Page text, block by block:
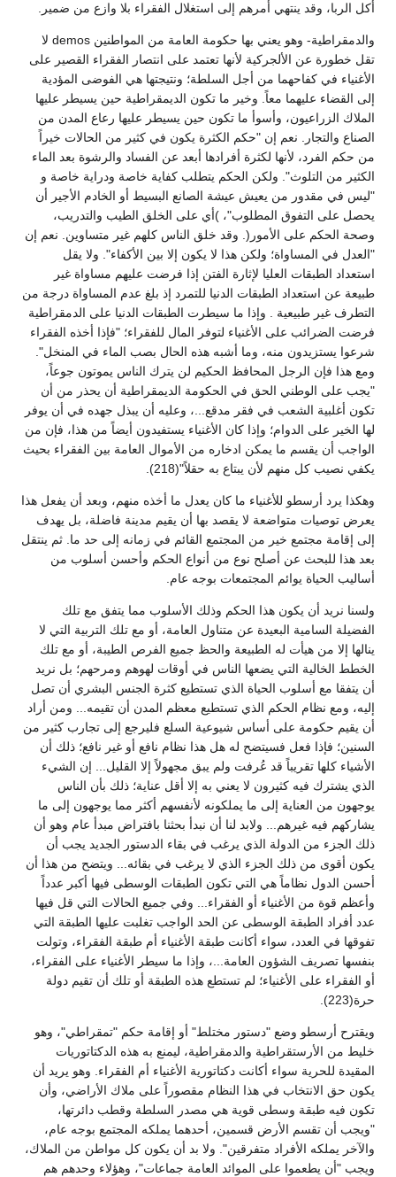
أكل الربا، وقد ينتهي أمرهم إلى استغلال الفقراء بلا وازع من ضمير.
والدمقراطية- وهو يعني بها حكومة العامة من المواطنين demos لا
تقل خطورة عن الألجركية لأنها تعتمد على انتصار الفقراء القصير على
الأغنياء في كفاحهما من أجل السلطة؛ ونتيجتها هي الفوضى المؤدية
إلى القضاء عليهما معاً. وخير ما تكون الديمقراطية حين يسيطر عليها
الملاك الزراعيون، وأسوأ ما تكون حين يسيطر عليها رعاع المدن من
الصناع والتجار. نعم إن "حكم الكثرة يكون في كثير من الحالات خيراً
من حكم الفرد، لأنها لكثرة أفرادها أبعد عن الفساد والرشوة بعد الماء
الكثير من التلوث". ولكن الحكم يتطلب كفاية خاصة ودراية خاصة و
"ليس في مقدور من يعيش عيشة الصانع البسيط أو الخادم الأجير أن
يحصل على التفوق المطلوب"، )أي على الخلق الطيب والتدريب،
وصحة الحكم على الأمور(. وقد خلق الناس كلهم غير متساوين. نعم إن
"العدل في المساواة؛ ولكن هذا لا يكون إلا بين الأكفاء". ولا يقل
استعداد الطبقات العليا لإثارة الفتن إذا فرضت عليهم مساواة غير
طبيعة عن استعداد الطبقات الدنيا للتمرد إذ بلغ عدم المساواة درجة من
التطرف غير طبيعية . وإذا ما سيطرت الطبقات الدنيا على الدمقراطية
فرضت الضرائب على الأغنياء لتوفر المال للفقراء؛ "فإذا أخذه الفقراء
شرعوا يستزيدون منه، وما أشبه هذه الحال بصب الماء في المنخل".
ومع هذا فإن الرجل المحافظ الحكيم لن يترك الناس يموتون جوعاً،
"يجب على الوطني الحق في الحكومة الديمقراطية أن يحذر من أن
تكون أغلبية الشعب في فقر مدقع...، وعليه أن يبذل جهده في أن يوفر
لها الخير على الدوام؛ وإذا كان الأغنياء يستفيدون أيضاً من هذا، فإن من
الواجب أن يقسم ما يمكن ادخاره من الأموال العامة بين الفقراء بحيث
يكفي نصيب كل منهم لأن يبتاع به حقلاً"(218).
وهكذا يرد أرسطو للأغنياء ما كان يعدل ما أخذه منهم، وبعد أن يفعل هذا
يعرض توصيات متواضعة لا يقصد بها أن يقيم مدينة فاضلة، بل يهدف
إلى إقامة مجتمع خير من المجتمع القائم في زمانه إلى حد ما. ثم ينتقل
بعد هذا للبحث عن أصلح نوع من أنواع الحكم وأحسن أسلوب من
أساليب الحياة يوائم المجتمعات بوجه عام.
ولسنا نريد أن يكون هذا الحكم وذلك الأسلوب مما يتفق مع تلك
الفضيلة السامية البعيدة عن متناول العامة، أو مع تلك التربية التي لا
ينالها إلا من هيأت له الطبيعة والحظ جميع الفرص الطيبة، أو مع تلك
الخطط الخالية التي يضعها الناس في أوقات لهوهم ومرحهم؛ بل نريد
أن يتفقا مع أسلوب الحياة الذي تستطيع كثرة الجنس البشري أن تصل
إليه، ومع نظام الحكم الذي تستطيع معظم المدن أن تقيمه... ومن أراد
أن يقيم حكومة على أساس شيوعية السلع فليرجع إلى تجارب كثير من
السنين؛ فإذا فعل فسيتضح له هل هذا نظام نافع أو غير نافع؛ ذلك أن
الأشياء كلها تقريباً قد عُرفت ولم يبق مجهولاً إلا القليل... إن الشيء
الذي يشترك فيه كثيرون لا يعني به إلا أقل عناية؛ ذلك بأن الناس
يوجهون من العناية إلى ما يملكونه لأنفسهم أكثر مما يوجهون إلى ما
يشاركهم فيه غيرهم... ولابد لنا أن نبدأ بحثنا بافتراض مبدأ عام وهو أن
ذلك الجزء من الدولة الذي يرغب في بقاء الدستور الجديد يجب أن
يكون أقوى من ذلك الجزء الذي لا يرغب في بقائه... ويتضح من هذا أن
أحسن الدول نظاماً هي التي تكون الطبقات الوسطى فيها أكبر عدداً
وأعظم قوة من الأغنياء أو الفقراء... وفي جميع الحالات التي قل فيها
عدد أفراد الطبقة الوسطى عن الحد الواجب تغلبت عليها الطبقة التي
تفوقها في العدد، سواء أكانت طبقة الأغنياء أم طبقة الفقراء، وتولت
بنفسها تصريف الشؤون العامة...، وإذا ما سيطر الأغنياء على الفقراء،
أو الفقراء على الأغنياء؛ لم تستطع هذه الطبقة أو تلك أن تقيم دولة
حرة(223).
ويقترح أرسطو وضع "دستور مختلط" أو إقامة حكم "تمقراطي"، وهو
خليط من الأرستقراطية والدمقراطية، ليمنع به هذه الدكتاتوريات
المقيدة للحرية سواء أكانت دكتاتورية الأغنياء أم الفقراء. وهو يريد أن
يكون حق الانتخاب في هذا النظام مقصوراً على ملاك الأراضي، وأن
تكون فيه طبقة وسطى قوية هي مصدر السلطة وقطب دائرتها،
"ويجب أن تقسم الأرض قسمين، أحدهما يملكه المجتمع بوجه عام،
والآخر يملكه الأفراد متفرقين". ولا بد أن يكون كل مواطن من الملاك،
ويجب "أن يطعموا على الموائد العامة جماعات"، وهؤلاء وحدهم هم